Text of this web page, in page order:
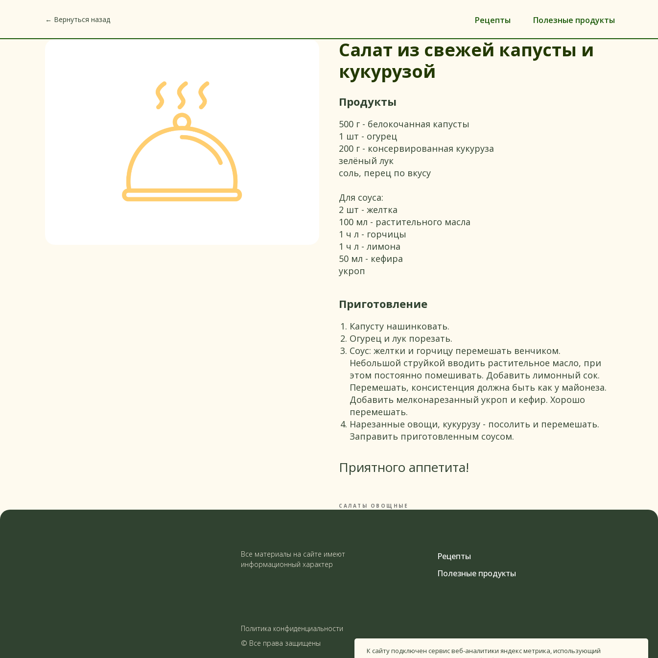
Рецепты Полезные продукты
← Вернуться назад
Салат из свежей капусты и
кукурузой
Продукты
500 г - белокочанная капусты
1 шт - огурец
200 г - консервированная кукуруза
зелёный лук
соль, перец по вкусу
Для соуса:
2 шт - желтка
100 мл - растительного масла
1 ч л - горчицы
1 ч л - лимона
50 мл - кефира
укроп
Приготовление
Капусту нашинковать.
Огурец и лук порезать.
Соус: желтки и горчицу перемешать венчиком.
Небольшой струйкой вводить растительное масло, при
этом постоянно помешивать. Добавить лимонный сок.
Перемешать, консистенция должна быть как у майонеза.
Добавить мелконарезанный укроп и кефир. Хорошо
перемешать.
Нарезанные овощи, кукурузу - посолить и перемешать.
Заправить приготовленным соусом.
Приятного аппетита!
САЛАТЫ ОВОЩНЫЕ
Все материалы на сайте имеют
информационный характер
© Все права защищены
Политика конфиденциальности
Полезные продукты
Рецепты
К сайту подключен сервис веб-аналитики яндекс метрика, использующий